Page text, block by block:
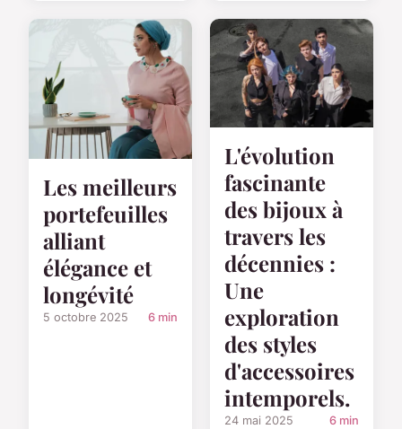
Les meilleurs
portefeuilles
alliant
élégance et
longévité
5 octobre 2025 6 min
L'évolution
fascinante
des bijoux à
travers les
décennies :
Une
exploration
des styles
d'accessoires
intemporels.
24 mai 2025 6 min